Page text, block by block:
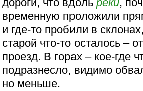
временную проложили
и где-то пробили в
старой что-то осталось –
проезд. В горах – кое-где
подразнесло, видимо
но меньше.